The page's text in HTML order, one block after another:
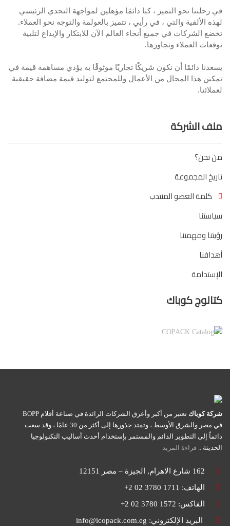
في رحلتنا نحو التميز ، كنا دائمًا مؤهلين لمواجهة التحدي الرئيسي
لهذه الألفية والتي ، في رأيي ، تتميز بالعولمة والتوجه نحو العملاء.
تخضع الشركات في جميع أنحاء العالم الآن للابتكار والإبداع لتلبية
توقعات العملاء وتجاوزها.
يسعدنا دائمًا أن نكون شريكًا تجاريًا موثوقًا به يؤدي مساهمة قيمة في
تمكين هذا المجال من الأعمال وللمجتمع لتوليد قيمة مضافة حقيقية
لعملائنا.
ملف الشركة
من نحن؟
تاريخ المجموعة
كلمة العضو المنتدب
سياستنا
رؤيتنا ومهمتنا
أهدافنا
الإستدامة
كتالوج كوباك
شركة كوباك
تعتبر من أكبر وأعرق الشركات الرائدة في صناعة أفلام BOPP
في مصر والشرق الأوسط ، وتمتد جذورها إلى أكثر من 30 عامًا ، وقد سعت
دائماً إلى التطوير الدائم والمستمر بإستخدام أحدث أساليب التكنولوجيا
الحديثة .. قراءة المزيد
162 شارع الاهرام, الجيزة – مصر 12151
الهاتف: 1711 3780 02 2+
الفاكس: 1572 3780 02 2+
البريد الإلكتروني: info@icopack.com.eg